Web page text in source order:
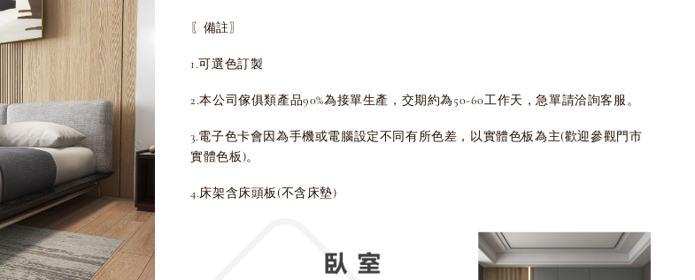
〖備註〗
1.可選色訂製
2.本公司傢俱類產品90%為接單生產，交期約為50-60工作天，急單請洽詢客服。
3.電子色卡會因為手機或電腦設定不同有所色差，以實體色板為主(歡迎參觀門市
實體色板)。
4.床架含床頭板(不含床墊)